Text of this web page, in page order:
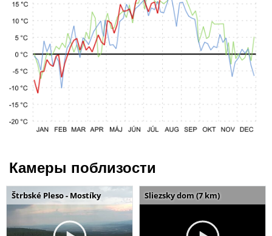
Камеры поблизости
Štrbské Pleso - Mostíky Sliezsky dom (7 km)